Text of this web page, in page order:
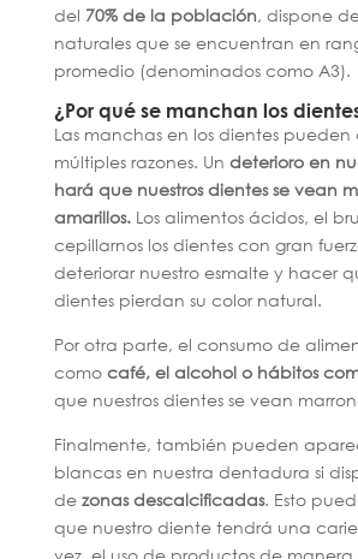
del 70% de la población, dispone
naturales que se encuentran en
promedio (denominados como A3).
¿Por qué se manchan los
Las manchas en los dientes
múltiples razones. Un deterioro en
hará que nuestros dientes se vean
amarillos.Los alimentos ácidos, el
cepillarnos los dientes con gran
deteriorar nuestro esmalte y hacer
dientes pierdan su color natural.
Por otra parte, el consumo de
comocafé, el alcohol o hábitos
que nuestros dientes se vean
Finalmente, también pueden
blancas en nuestra dentadura si
de zonas descalcificadas. Esto
que nuestro diente tendrá una